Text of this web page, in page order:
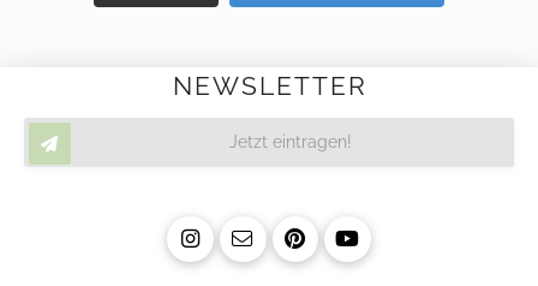
NEWSLETTER
Jetzt eintragen!